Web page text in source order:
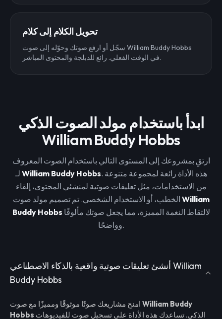
تحويل الكلام إلى كلام
سجّل أو ارفع صوتك وحوّله إلى صوت William Buddy Hobbs
في الوقت الفعلي. رائع للدبلجة والمحتوى المباشر.
ابدأ باستخدام مولد الصوت الذكي
William Buddy Hobbs
ارتقِ بمشروعك إلى المستوى التالي باستخدام الصوت المعروف
William Buddy Hobbs. هذه الأداة رائعة لمجموعة متنوعة
من الاستخدامات، مثل تعليقات صوتية لمنشئي المحتوى، إلقاء
William
Buddy Hobbs
وواضحًا.
أنشئ تعليقات صوتية واقعية بالذكاء الاصطناعي William
Buddy Hobbs
William Buddy
Hobbs